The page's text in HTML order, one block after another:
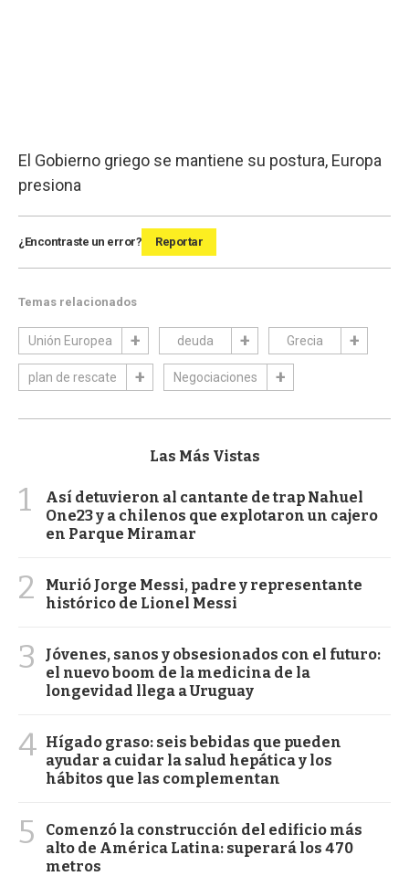
El Gobierno griego se mantiene su postura, Europa
presiona
¿Encontraste un error? Reportar
Temas relacionados
Unión Europea deuda Grecia
plan de rescate Negociaciones
Las Más Vistas
1
Así detuvieron al cantante de trap Nahuel
One23 y a chilenos que explotaron un cajero
en Parque Miramar
2
Murió Jorge Messi, padre y representante
histórico de Lionel Messi
3
Jóvenes, sanos y obsesionados con el futuro:
el nuevo boom de la medicina de la
longevidad llega a Uruguay
4 Hígado graso: seis bebidas que pueden
ayudar a cuidar la salud hepática y los
hábitos que las complementan
5
Comenzó la construcción del edificio más
alto de América Latina: superará los 470
metros